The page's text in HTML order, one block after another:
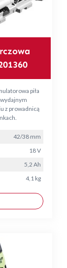
piła
z prowadnicą
42/38 mm
18 V
5,2 Ah
4,1 kg